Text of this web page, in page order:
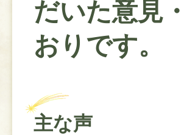
だいた意見
おりです。
主な声